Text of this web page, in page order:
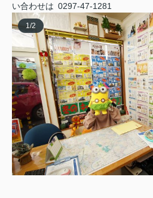
い合わせは 0297-47-1281
1/2